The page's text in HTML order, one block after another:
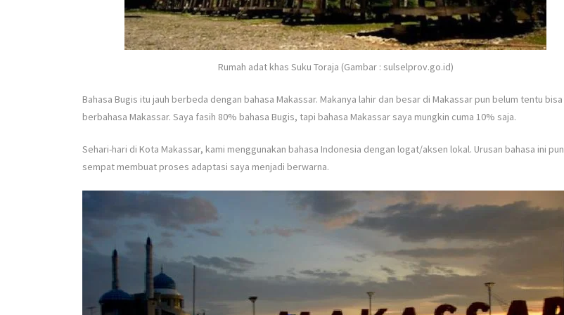
Rumah adat khas Suku Toraja (Gambar : sulselprov.go.id)
Bahasa Bugis itu jauh berbeda dengan bahasa Makassar. Makanya lahir dan besar di Makassar pun belum tentu bisa
berbahasa Makassar. Saya fasih 80% bahasa Bugis, tapi bahasa Makassar saya mungkin cuma 10% saja.
Sehari-hari di Kota Makassar, kami menggunakan bahasa Indonesia dengan logat/aksen lokal. Urusan bahasa ini pun
sempat membuat proses adaptasi saya menjadi berwarna.